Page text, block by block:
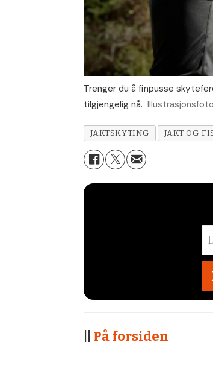
Trenger du å finpusse
tilgjengelig nå.
JAKTSKYTING JAKT OG
På forsiden